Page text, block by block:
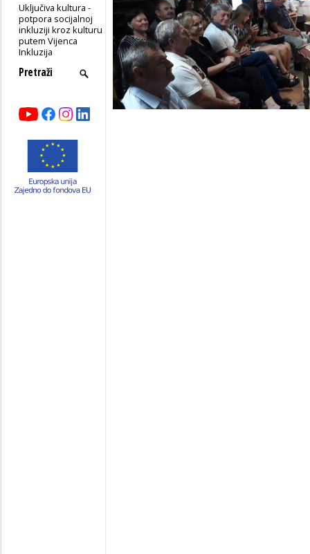
Uključiva kultura -
potpora socijalnoj
inkluziji kroz kulturu
putem Vijenca
Inkluzija